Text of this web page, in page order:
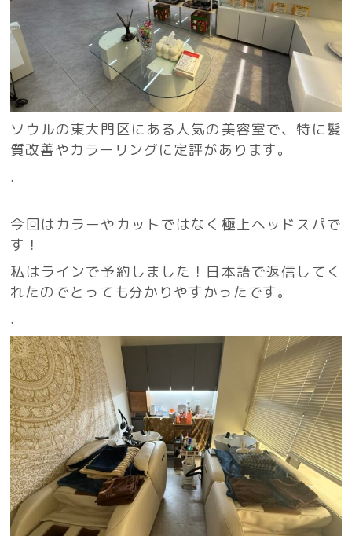
ソウルの東大門区にある人気の美容室で、特に髪
質改善やカラーリングに定評があります。
.
今回はカラーやカットではなく極上ヘッドスパで
す！
私はラインで予約しました！日本語で返信してく
れたのでとっても分かりやすかったです。
.